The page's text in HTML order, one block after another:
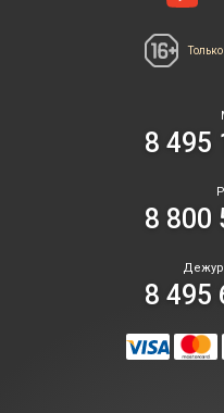
8 495
8 800
8 495